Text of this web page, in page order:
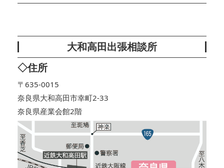
大和高田出張相談所
◇住所
〒635-0015
奈良県大和高田市幸町2-33
奈良県産業会館2階